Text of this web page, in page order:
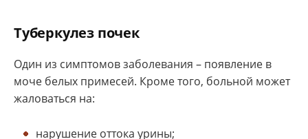
Туберкулез почек
Один из симптомов заболевания – появление в
моче белых примесей. Кроме того, больной может
жаловаться на:
нарушение оттока урины;